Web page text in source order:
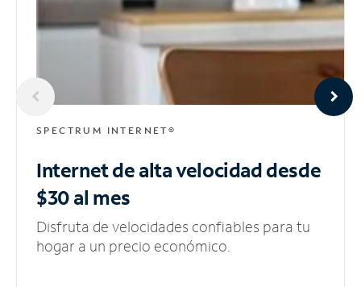
SPECTRUM INTERNET®
Internet de alta velocidaddesde
$30 al mes
Disfruta de velocidades confiables para tu
hogar a un precio económico.